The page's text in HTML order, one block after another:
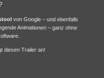
von Google – und ebenfalls
Animationen – ganz ohne
diesen Trailer an!